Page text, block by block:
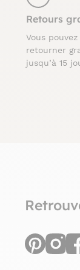
Retours
Vous
retourner
jusqu’à 15